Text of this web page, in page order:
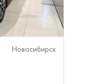
Новосибирск